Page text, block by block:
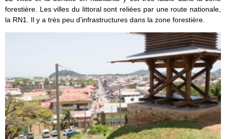
forestière. Les villes du littoral sont reliées par une route nationale,
la RN1. Il y a très peu d’infrastructures dans la zone forestière.